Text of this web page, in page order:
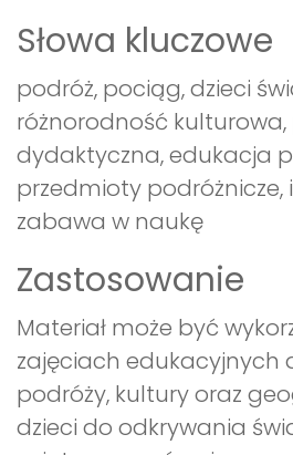
Słowa kluczowe
podróż, pociąg, dzieci
różnorodność
dydaktyczna, edukacja
przedmioty podróżnicze,
zabawa w naukę
Zastosowanie
Materiał może być
zajęciach edukacyjnych
podróży, kultury oraz
dzieci do odkrywania